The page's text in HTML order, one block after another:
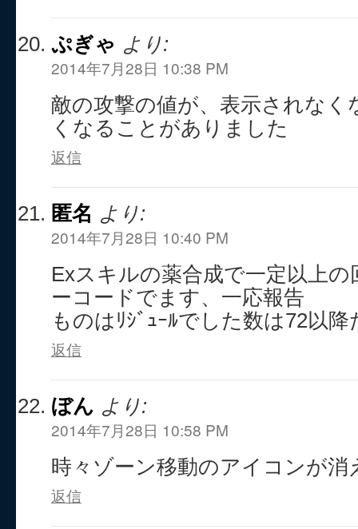
ぷぎゃ より:
2014年7月28日 10:38 PM
敵の攻撃の値が、表示されなく
くなることがありました
返信
匿名 より:
2014年7月28日 10:40 PM
Exスキルの薬合成で一定以上の
ーコードでます、一応報告
ものはﾘｼﾞｭｰﾙでした数は72以
返信
ぼん より:
2014年7月28日 10:58 PM
時々ゾーン移動のアイコンが消
返信